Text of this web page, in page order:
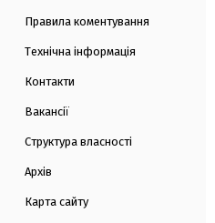
Правила коментування
Технічна інформація
Контакти
Вакансії
Структура власності
Архів
Карта сайту